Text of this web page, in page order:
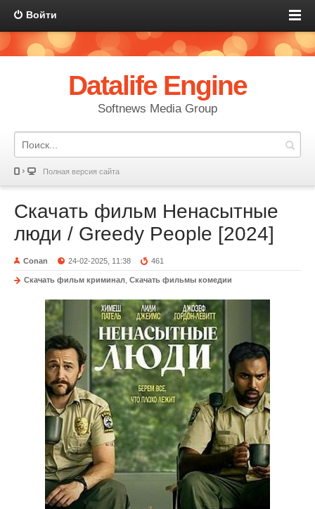
Войти
Datalife Engine
Softnews Media Group
Полная версия сайта
Скачать фильм Ненасытные
люди / Greedy People [2024]
Conan 24-02-2025, 11:38 461
Скачать фильм криминал Скачать фильмы комедии